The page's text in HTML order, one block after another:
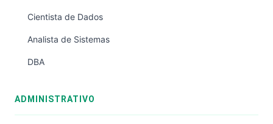
Cientista de Dados
Analista de Sistemas
DBA
ADMINISTRATIVO